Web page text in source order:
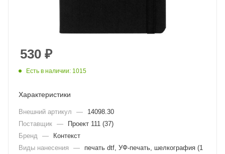
530 ₽
Есть в наличии: 1015
Характеристики
Внешний артикул —
14098.30
Поставщик —
Проект 111 (37)
Бренд
—
Контекст
Виды нанесения
—
печать dtf, УФ-печать, шелкография (1